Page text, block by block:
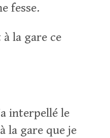
fesse.
la gare ce
interpellé le
la gare que je